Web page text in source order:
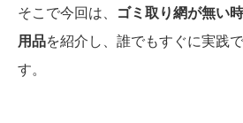
そこで今回は、
ゴミ取り網が無い
用品を紹介し、誰でもすぐに実践
す。